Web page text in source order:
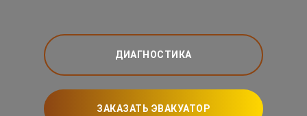
ДИАГНОСТИКА
ЗАКАЗАТЬ ЭВАКУАТОР